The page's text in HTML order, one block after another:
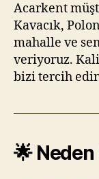
Acarkent
Kavacık,
mahalle ve
veriyoruz.
bizi tercih
🌟